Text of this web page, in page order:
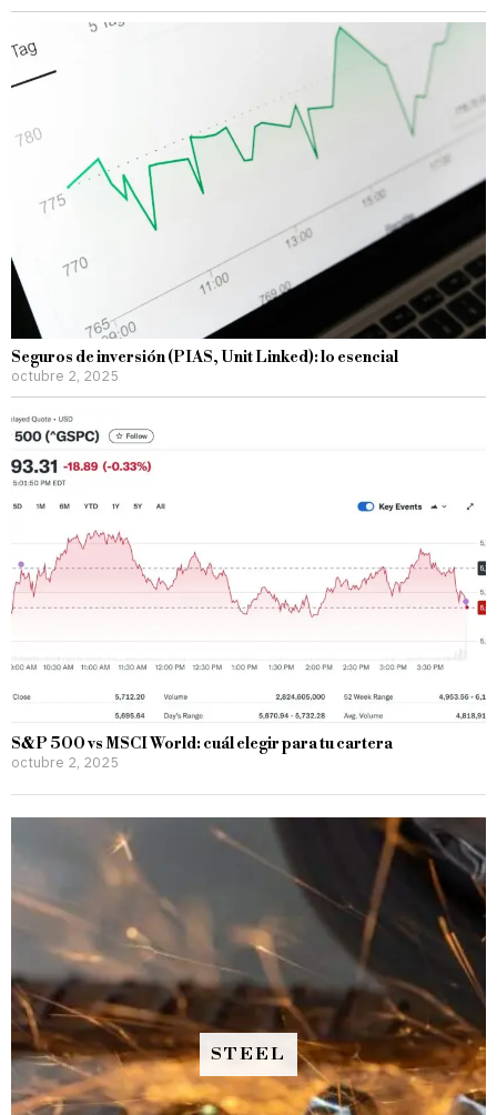
Seguros de inversión (PIAS, Unit Linked): lo esencial
octubre 2, 2025
S&P 500 vs MSCI World: cuál elegir para tu cartera
octubre 2, 2025
STEEL